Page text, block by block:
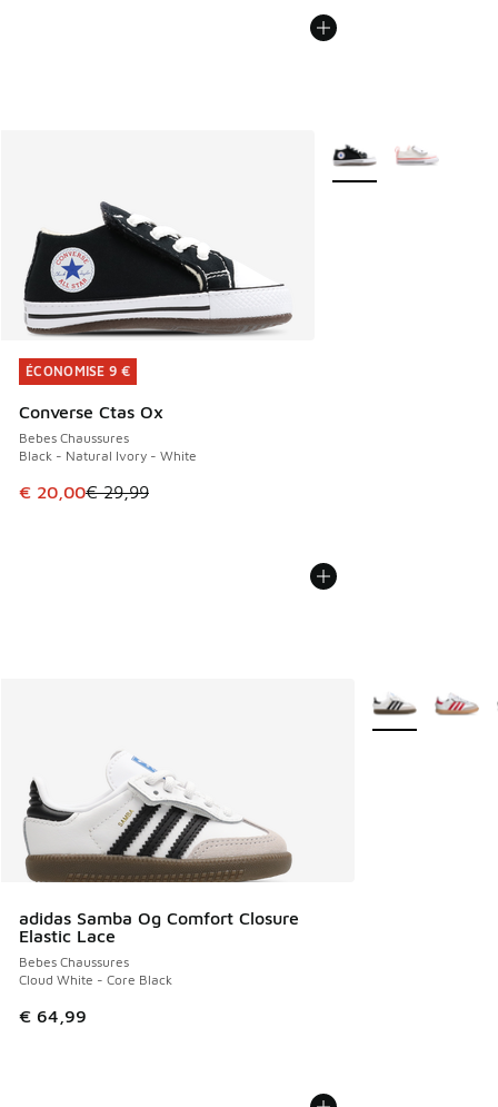
ÉCONOMISE 9 €
Converse Ctas Ox
Bebes Chaussures
Black - Natural Ivory - White
Cet article est en promotion. Prix en baisse de € 29,99 à
€ 20,00€ 29,99
ÉCONOMISE 9 €
Plus de couleurs
adidas Samba Og Comfort Closure
Elastic Lace
Bebes Chaussures
Cloud White - Core Black
€ 64,99
Plus de couleurs